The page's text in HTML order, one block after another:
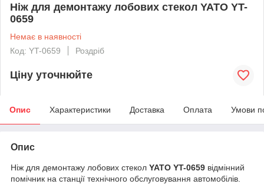
Ніж для демонтажу лобових стекол YATO YT-
0659
Немає в наявності
Код: YT-0659
Роздріб
Ціну уточнюйте
Опис Характеристики Доставка Оплата Умови
Опис
Ніж для демонтажу лобових стекол YATO YT-0659 відмінний
помічник на станції технічного обслуговування автомобілів.